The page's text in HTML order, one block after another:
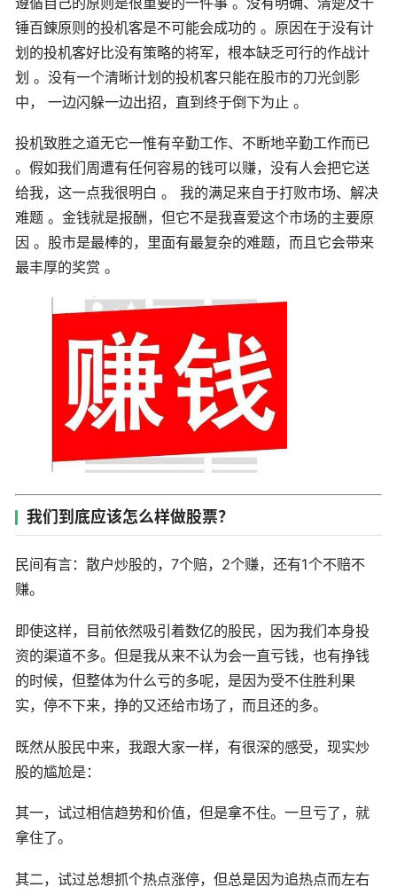
锤百錬原则的投机客是不可能会成功的 。原因在于没有计
划的投机客好比没有策略的将军，根本缺乏可行的作战计
划 。没有一个清晰计划的投机客只能在股市的刀光剑影
中， 一边闪躲一边出招，直到终于倒下为止 。
投机致胜之道无它一惟有辛勤工作、不断地辛勤工作而已
。假如我们周遭有任何容易的钱可以赚，没有人会把它送
给我，这一点我很明白 。 我的满足来自于打败市场、解决
难题 。金钱就是报酬，但它不是我喜爱这个市场的主要原
因 。股市是最棒的，里面有最复杂的难题，而且它会带来
最丰厚的奖赏 。
我们到底应该怎么样做股票？
民间有言：散户炒股的，7个赔，2个赚，还有1个不赔不
赚。
即使这样，目前依然吸引着数亿的股民，因为我们本身投
资的渠道不多。但是我从来不认为会一直亏钱，也有挣钱
的时候，但整体为什么亏的多呢，是因为受不住胜利果
实，停不下来，挣的又还给市场了，而且还的多。
既然从股民中来，我跟大家一样，有很深的感受，现实炒
股的尴尬是：
其一，试过相信趋势和价值，但是拿不住。一旦亏了，就
拿住了。
其二，试过总想抓个热点涨停，但总是因为追热点而左右